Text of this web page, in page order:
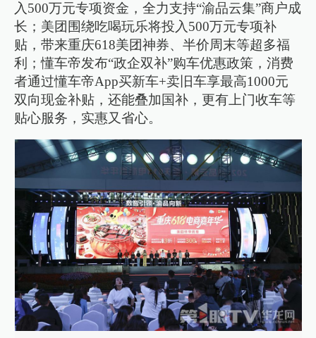
入500万元专项资金，全力支持“渝品云集”商户成
长；美团围绕吃喝玩乐将投入500万元专项补
贴，带来重庆618美团神券、半价周末等超多福
利；懂车帝发布“政企双补”购车优惠政策，消费
者通过懂车帝App买新车+卖旧车享最高1000元
双向现金补贴，还能叠加国补，更有上门收车等
贴心服务，实惠又省心。